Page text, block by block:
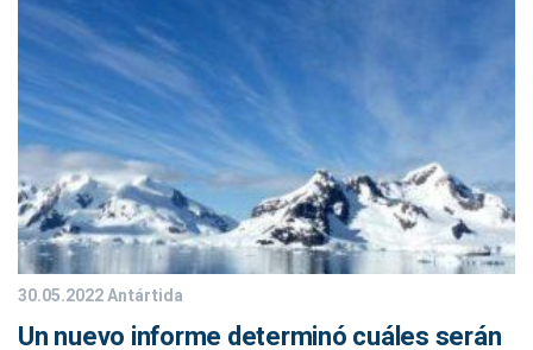
30.05.2022Antártida
Un nuevo informe determinó cuáles serán